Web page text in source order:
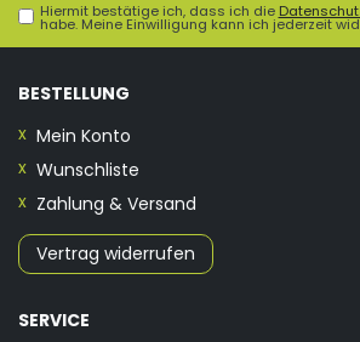
Hiermit bestätige ich, dass ich die
habe. Meine Einwilligung kann ich jederzeit
BESTELLUNG
Mein Konto
Wunschliste
Zahlung & Versand
Vertrag widerrufen
SERVICE